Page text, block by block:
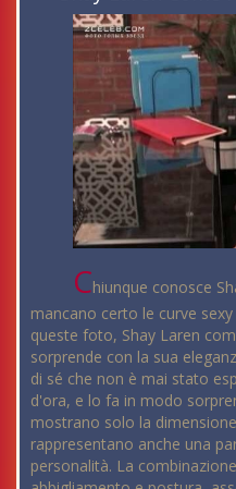
Chiunque conosce
mancano certo le curve
queste foto, Shay Laren
sorprende con la sua
di sé che non è mai stato
d'ora, e lo fa in modo
mostrano solo la
rappresentano anche una
personalità. La